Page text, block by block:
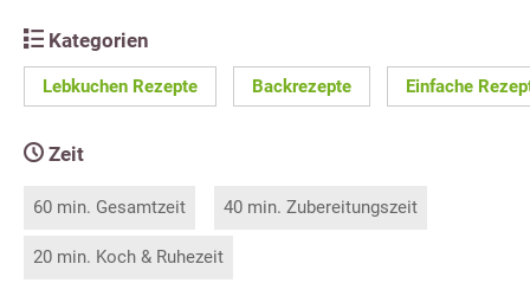
Kategorien
Lebkuchen Rezepte Backrezepte Einfache
Zeit
60 min. Gesamtzeit 40 min. Zubereitungszeit
20 min. Koch & Ruhezeit